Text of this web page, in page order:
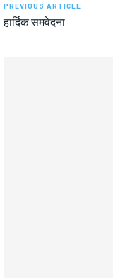
PREVIOUS ARTICLE
हार्दिक समवेदना